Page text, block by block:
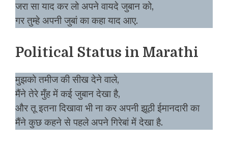
जरा सा याद कर लो अपने वायदे जुबान को,
गर तुम्हे अपनी जुबां का कहा याद आए.
Political Status in Marathi
मुझको तमीज की सीख देने वाले,
मैंने तेरे मुँह में कई जुबान देखा है,
और तू इतना दिखावा भी ना कर अपनी झूठी ईमानदारी का
मैंने कुछ कहने से पहले अपने गिरेबां में देखा है.